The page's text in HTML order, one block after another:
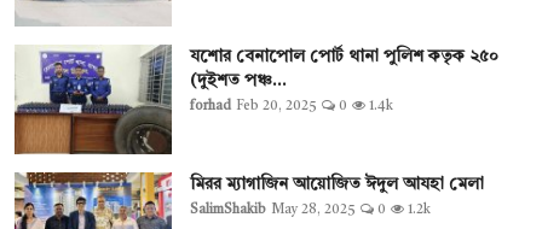
যশোর বেনাপোল পোর্ট থানা পুলিশ কতৃক ২৫০
(দুইশত পঞ্চ...
forhad Feb 20, 2025 0 1.4k
মিরর ম্যাগাজিন আয়োজিত ঈদুল আযহা মেলা
SalimShakib May 28, 2025 0 1.2k